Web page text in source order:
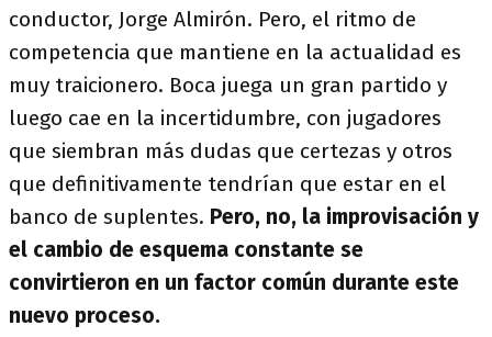
conductor, Jorge Almirón. Pero, el ritmo de
competencia que mantiene en la actualidad es
muy traicionero. Boca juega un gran partido y
luego cae en la incertidumbre, con jugadores
que siembran más dudas que certezas y otros
que definitivamente tendrían que estar en el
banco de suplentes. Pero, no, la improvisación y
el cambio de esquema constante se
convirtieron en un factor común durante este
nuevo proceso.